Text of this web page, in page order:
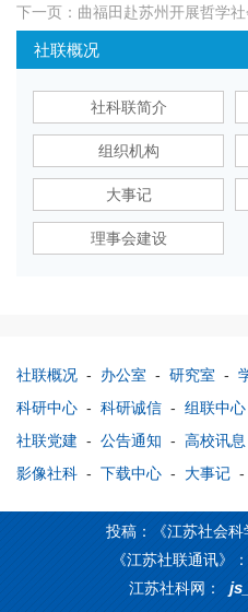
下一页： 曲福田赴苏州开展哲学
社联概况
社科联简介
组织机构
大事记
理事会建设
社联概况 - 办公室 - 研究室 -
科研中心 - 科研诚信 - 组联中心
社联党建 - 公告通知 - 高校讯息
影像社科 - 下载中心 - 大事记 -
投稿：《江苏社会科
《江苏社联通讯》：
江苏社科网：